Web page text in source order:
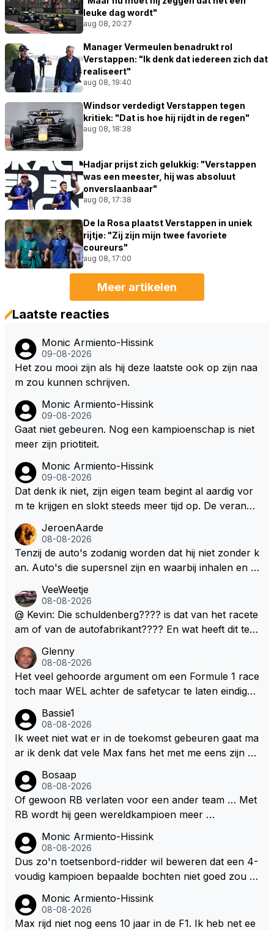
leuke dag wordt"
aug 08, 20:27
Manager Vermeulen benadrukt rol
Verstappen: "Ik denk dat iedereen zich dat
realiseert"
aug 08, 19:40
Windsor verdedigt Verstappen tegen
kritiek: "Dat is hoe hij rijdt in de regen"
aug 08, 18:38
Hadjar prijst zich gelukkig: "Verstappen
was een meester, hij was absoluut
onverslaanbaar"
aug 08, 17:38
De la Rosa plaatst Verstappen in uniek
rijtje: "Zij zijn mijn twee favoriete
coureurs"
aug 08, 17:00
Meer artikelen
Laatste reacties
Monic Armiento-Hissink
09-08-2026
Het zou mooi zijn als hij deze laatste ook op zijn naa
m zou kunnen schrijven.
Monic Armiento-Hissink
09-08-2026
Gaat niet gebeuren. Nog een kampioenschap is niet
meer zijn priotiteit.
Monic Armiento-Hissink
09-08-2026
Dat denk ik niet, zijn eigen team begint al aardig vor
m te krijgen en slokt steeds meer tijd op. De verande
en zullen ben ik bang niet het gewenste effect hebb
en. Mocht het wel zo zijn dan zal het 3 jaar zijn, hoo
guit 5 jaar maar echt niet langer. Vergeet niet, hij hee
em meer plezier gebracht dan de F1 op dit moment.
JeroenAarde
08-08-2026
Tenzij de auto's zodanig worden dat hij niet zonder k
an. Auto's die supersnel zijn en waarbij inhalen en v
ronkende motoren en op de grenzen rijden van de
mogelijkheden. Het ouderwetse racen waarbij de ma
nnen en jongens verdeeld worden. Als deze auto's g
uden dan dat hij op dit moment beweerd. Dan kan hij
zijn talenten en uitzonderlijke klasse laten zien en he
eft daar enorm veel lol aan.
VeeWeetje
08-08-2026
@ Kevin: Die schuldenberg???? is dat van het racete
am of van de autofabrikant???? En wat heeft dit te
ert nu de spindoctor van newey geworden?? Eerlijk
gezegd snap ik de de kop én het artikel niet echt.
Glenny
08-08-2026
Het veel gehoorde argument om een Formule 1 race
toch maar WEL achter de safetycar te laten eindigen
dat men vreest voor een brandstof tekort. Kennelijk
rijden de teams met tot op de liter afgemeten peut...
Bassie1
08-08-2026
Ik weet niet wat er in de toekomst gebeuren gaat ma
ar ik denk dat vele Max fans het met me eens zijn da
zijn als Alonso samen met Max ergens in een vieren
twings uur race samen in een team zouden zitten. D
eze 2 coureurs zouden een fantastisch affiche zijn v
Bosaap
08-08-2026
Of gewoon RB verlaten voor een ander team … Met
RB wordt hij geen wereldkampioen meer …
Monic Armiento-Hissink
08-08-2026
Dus zo'n toetsenbord-ridder wil beweren dat een 4-
voudig kampioen bepaalde bochten niet goed zou n
e reglementen wel goed vindt.
Monic Armiento-Hissink
08-08-2026
Max rijd niet nog eens 10 jaar in de F1. Ik heb net ee